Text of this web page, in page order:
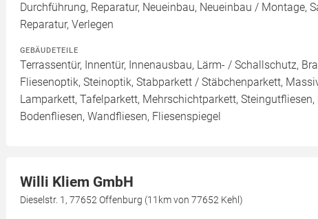
Durchführung, Reparatur, Neueinbau, Neueinbau / Montage,
Reparatur, Verlegen
GEBÄUDETEILE
Terrassentür, Innentür, Innenausbau, Lärm- / Schallschutz,
Fliesenoptik, Steinoptik, Stabparkett / Stäbchenparkett,
Lamparkett, Tafelparkett, Mehrschichtparkett,
Bodenfliesen, Wandfliesen, Fliesenspiegel
Willi Kliem GmbH
Dieselstr. 1, 77652 Offenburg (11km von 77652 Kehl)